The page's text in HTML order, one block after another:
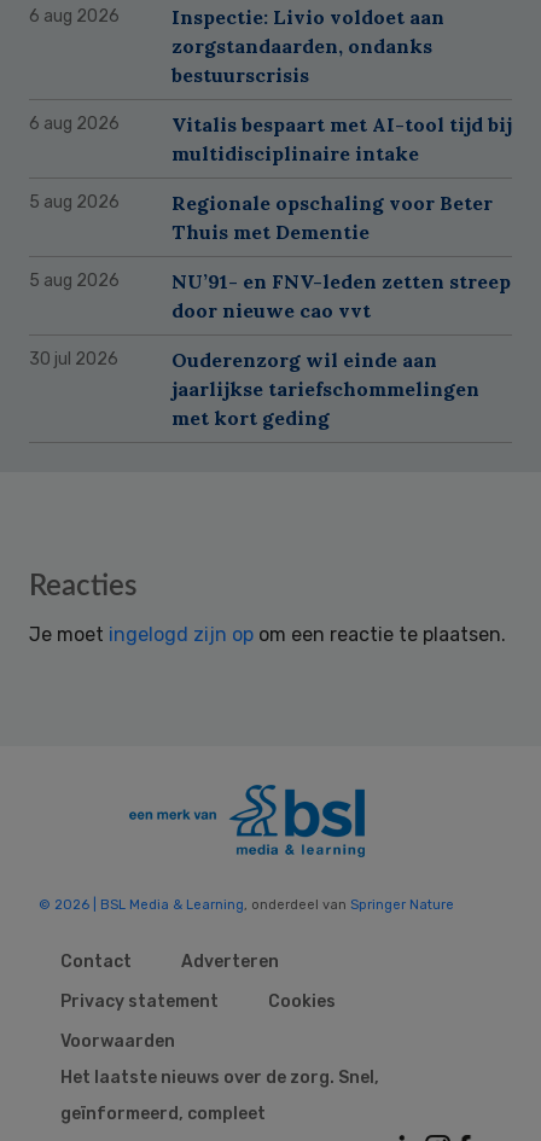
6 aug 2026
Inspectie: Livio voldoet aan
zorgstandaarden, ondanks
bestuurscrisis
6 aug 2026
Vitalis bespaart met AI-tool tijd bij
multidisciplinaire intake
5 aug 2026
Regionale opschaling voor Beter
Thuis met Dementie
5 aug 2026
NU’91- en FNV-leden zetten streep
door nieuwe cao vvt
30 jul 2026
Ouderenzorg wil einde aan
jaarlijkse tariefschommelingen
met kort geding
Reader
Reacties
Je moet ingelogd zijn op om een reactie te plaatsen.
© 2026 | BSL Media & Learning, onderdeel van Springer Nature
Contact
Adverteren
Privacy statement
Cookies
Voorwaarden
Het laatste nieuws over de zorg. Snel,
geïnformeerd, compleet